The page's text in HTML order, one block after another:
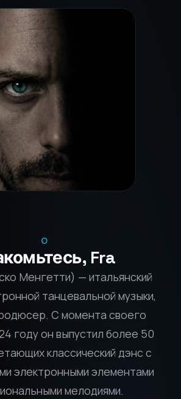
О
Fra
Менгетти) — итальянский
танцевальной музыки,
С момента своего
году он выпустил более 50
классический дэнс с
электронными элементами
мелодиями.